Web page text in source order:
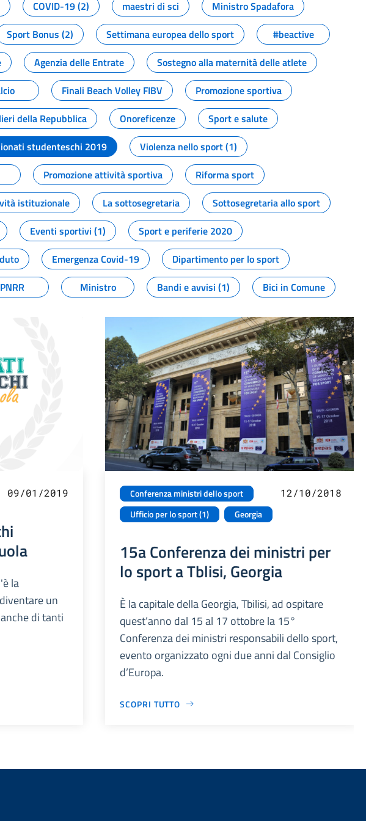
COVID-19 (2) maestri di sci
Ministro Spadafora
Sport Bonus (2) Settimana europea dello sport
#beactive
Agenzia delle Entrate
Sostegno alla maternità delle atlete
Finali Beach Volley FIBV
Promozione sportiva
della Repubblica Onoreficenze
Sport e salute
studenteschi 2019
Violenza nello sport (1)
Promozione attività sportiva
Riforma sport
istituzionale La sottosegretaria
Sottosegretaria allo sport
Eventi sportivi (1)
Sport e periferie 2020
Emergenza Covid-19
Dipartimento per lo sport
PNRR Ministro Bandi e avvisi (1) Bici in Comune
09/01/2019
la
un
di tanti
Conferenza ministri dello sport
Ufficio per lo sport (1)
Georgia
12/10/2018
15a Conferenza dei ministri per
lo sport a Tblisi, Georgia
È la capitale della Georgia, Tbilisi, ad ospitare
quest’anno dal 15 al 17 ottobre la 15°
Conferenza dei ministri responsabili dello sport,
evento organizzato ogni due anni dal Consiglio
d’Europa.
SCOPRI TUTTO